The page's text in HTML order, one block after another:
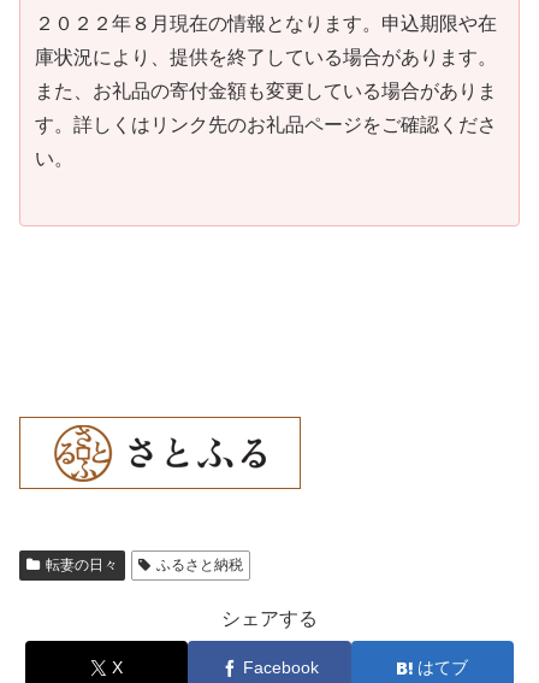
２０２２年８月現在の情報となります。申込期限や在
庫状況により、提供を終了している場合があります。
また、お礼品の寄付金額も変更している場合がありま
す。詳しくはリンク先のお礼品ページをご確認くださ
い。
転妻の日々 ふるさと納税
シェアする
X Facebook はてブ